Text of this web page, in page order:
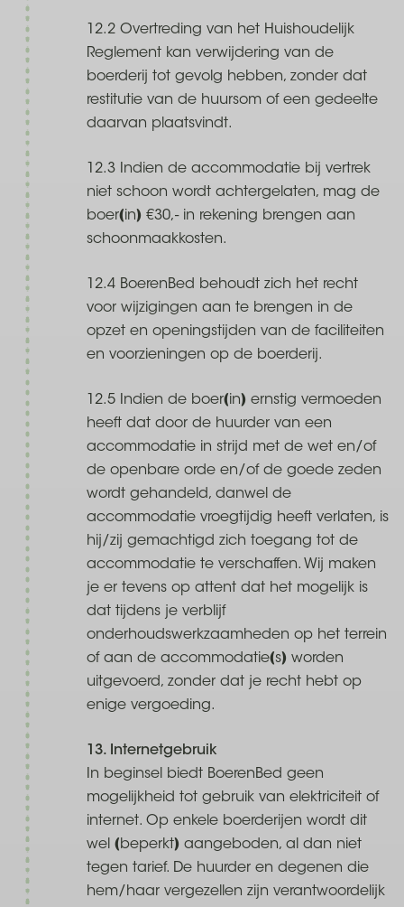
12.2 Overtreding van het Huishoudelijk
Reglement kan verwijdering van de
boerderij tot gevolg hebben, zonder dat
restitutie van de huursom of een gedeelte
daarvan plaatsvindt.
12.3 Indien de accommodatie bij vertrek
niet schoon wordt achtergelaten, mag de
boer(in) €30,- in rekening brengen aan
schoonmaakkosten.
12.4 BoerenBed behoudt zich het recht
voor wijzigingen aan te brengen in de
opzet en openingstijden van de faciliteiten
en voorzieningen op de boerderij.
12.5 Indien de boer(in) ernstig vermoeden
heeft dat door de huurder van een
accommodatie in strijd met de wet en/of
de openbare orde en/of de goede zeden
wordt gehandeld, danwel de
accommodatie vroegtijdig heeft verlaten, is
hij/zij gemachtigd zich toegang tot de
accommodatie te verschaffen. Wij maken
je er tevens op attent dat het mogelijk is
dat tijdens je verblijf
onderhoudswerkzaamheden op het terrein
of aan de accommodatie(s) worden
uitgevoerd, zonder dat je recht hebt op
enige vergoeding.
13. Internetgebruik
In beginsel biedt BoerenBed geen
mogelijkheid tot gebruik van elektriciteit of
internet. Op enkele boerderijen wordt dit
wel (beperkt) aangeboden, al dan niet
tegen tarief. De huurder en degenen die
hem/haar vergezellen zijn verantwoordelijk